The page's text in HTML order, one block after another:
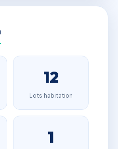
12
Lots habitation
1